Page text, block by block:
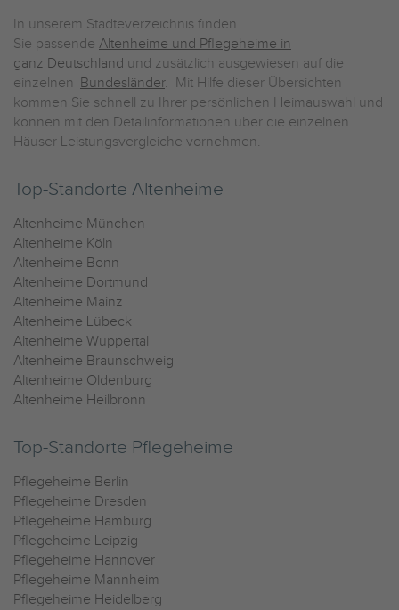
In unserem Städteverzeichnis finden
Sie passende Altenheime und Pflegeheime in
ganz Deutschland und zusätzlich ausgewiesen auf die
einzelnen Bundesländer. Mit Hilfe dieser Übersichten
kommen Sie schnell zu Ihrer persönlichen Heimauswahl und
können mit den Detailinformationen über die einzelnen
Häuser Leistungsvergleiche vornehmen.
Top-Standorte Altenheime
Altenheime München
Altenheime Köln
Altenheime Bonn
Altenheime Dortmund
Altenheime Mainz
Altenheime Lübeck
Altenheime Wuppertal
Altenheime Braunschweig
Altenheime Oldenburg
Altenheime Heilbronn
Top-Standorte Pflegeheime
Pflegeheime Berlin
Pflegeheime Dresden
Pflegeheime Hamburg
Pflegeheime Leipzig
Pflegeheime Hannover
Pflegeheime Mannheim
Pflegeheime Heidelberg